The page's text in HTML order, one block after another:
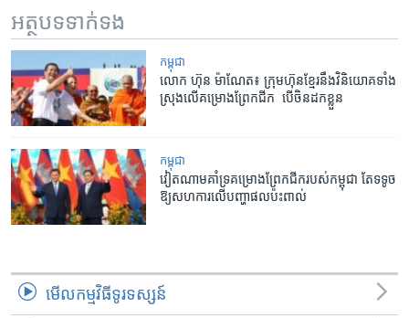
អត្ថបទ​ទាក់ទង
កម្ពុជា
លោក​ ហ៊ុន ម៉ាណែត៖ ក្រុមហ៊ុន​ខ្មែរ​នឹង​វិនិយោគ​ទាំង​
ស្រុង​លើ​គម្រោង​ព្រែក​ជីក ​ បើ​ចិន​ដក​ខ្លួន
កម្ពុជា
វៀតណាម​គាំទ្រ​គម្រោង​ព្រែកជីក​របស់​កម្ពុជា តែ​ទទូច​
ឱ្យ​សហការ​លើ​បញ្ហា​ផល​ប៉ះពាល់
មើល​កម្មវិធី​ទូរទស្សន៍